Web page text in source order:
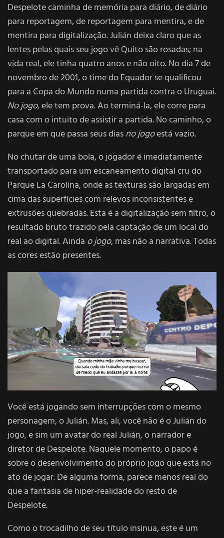
Despelote caminha de memória para diário, de diário
para reportagem, de reportagem para mentira, e de
mentira para digitalização. Julián deixa claro que as
lentes pelas quais seu jogo vê Quito são rosadas; na
vida real, ele tinha quatro anos e não oito. No dia 7 de
novembro de 2001, o time do Equador se qualificou
para a Copa do Mundo numa partida contra o Uruguai.
No jogo, ele tem prova. Ao terminá-la, ele corre para
casa com o intuito de assistir a partida. No caminho, o
parque em que passa seus diasno jogoestá vazio.
No chutar de uma bola, o jogador é imediatamente
transportado para um escaneamento digital cru do
Parque La Carolina, onde as texturas são largadas em
cima das superfícies com relevos inconsistentes e
extrusões quebradas. Esta é a digitalização sem filtro, o
resultado bruto trazido pela captação de um local do
real ao digital. Ainda o jogo, mas não a narrativa. Todas
as cores estão presentes.
Você está jogando sem interrupções com o mesmo
personagem, o Julián. Mas, ali, você não é o Julián do
jogo, e sim um avatar do real Julián, o narrador e
diretor de Despelote. Naquele momento, o papo é
sobre o desenvolvimento do próprio jogo que está no
ato de jogar. De alguma forma, parece menos real do
que a fantasia de hiper-realidade do resto de
Despelote.
Como o trocadilho de seu título insinua, este é um